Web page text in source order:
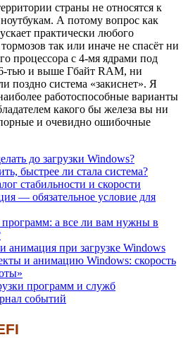
страны не относятся к
А потому вопрос как
практически любого
так или иначе не спасёт ни
процессора с 4-мя ядрами под
тью и выше Гбайт RAM, ни
поздно система «закиснет». Я
работоспособные варианты
какого бы железа вы ни
и очевидно ошибочные
до загрузки Windows?
быстрее ли стала система?
стабильности и скорости
— обязательное условие для
программ: а все ли вам нужны в
анимация при загрузке Windows
и анимацию Windows: скорость
программ и служб
событий